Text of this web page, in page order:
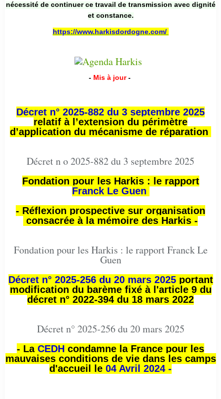
nécessité de continuer ce travail de transmission avec dignité
et constance.
https://www.harkisdordogne.com/
- Mis à jour -
Décret n° 2025-882 du 3 septembre 2025
relatif à l’extension du périmètre
d’application du mécanisme de réparation
Décret n o 2025-882 du 3 septembre 2025
Fondation pour les Harkis : le rapport
Franck Le Guen
- Réflexion prospective sur organisation
consacrée à la mémoire des Harkis -
Fondation pour les Harkis : le rapport Franck Le
Guen
Décret n° 2025-256 du 20 mars 2025portant
modification du barème fixé à l'article 9 du
décret n° 2022-394 du 18 mars 2022
Décret n° 2025-256 du 20 mars 2025
- La CEDH condamne la France pour les
mauvaises conditions de vie dans les camps
d'accueil le 04 Avril 2024 -